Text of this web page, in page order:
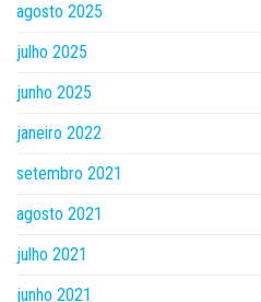
agosto 2025
julho 2025
junho 2025
janeiro 2022
setembro 2021
agosto 2021
julho 2021
junho 2021